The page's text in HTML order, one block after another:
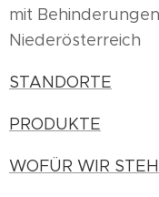
mit
Niederösterreich
STANDORTE
PRODUKTE
WOFÜR WIR